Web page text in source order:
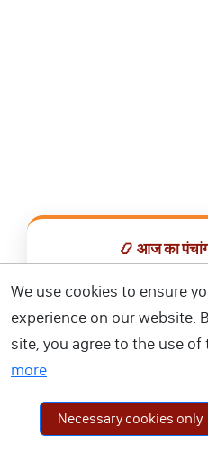
📿 आज का
📅 हिंदी कैलेंडर
We use cookies to ensure
experience on our website.
site, you agree to the use of
more
Necessary cookies only